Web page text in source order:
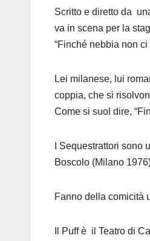
Scritto e diretto da u
va in scena per la
“Finché nebbia non ci
Lei milanese, lui
coppia, che si
Come si suol dire,
I Sequestrattori
Boscolo (Milano
Fanno della comicità
Il Puff è il Teatro di